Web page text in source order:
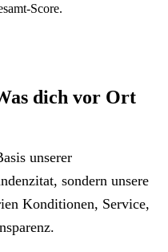
Score.
dich vor Ort
unserer
sondern unsere
Konditionen, Service,